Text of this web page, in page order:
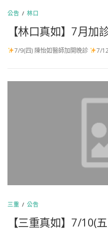
公告 /林口
【林口真如】7月加
7/9(四) 陳怡如醫師加開晚診 7/
三重 /公告
【三重真如】7/10(